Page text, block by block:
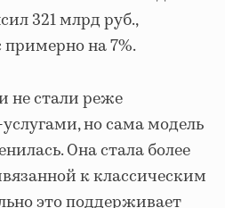
321 млрд руб.,
на 7%.
не стали реже
но сама модель
Она стала более
к классическим
это поддерживает